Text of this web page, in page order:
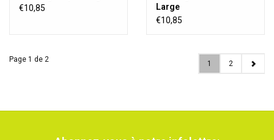
€10,85
Large
€10,85
Page 1 de 2 1 2